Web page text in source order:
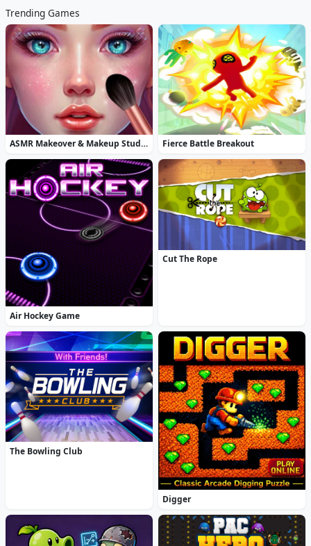
Trending Games
ASMR Makeover & Makeup Studio Fierce Battle Breakout
Air Hockey Game
Cut The Rope
The Bowling Club
Digger